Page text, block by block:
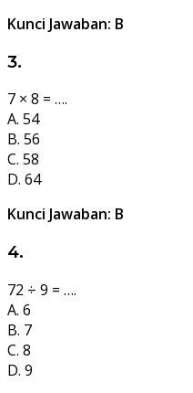
Kunci Jawaban: B
3.
7 × 8 = ….
A. 54
B. 56
C. 58
D. 64
Kunci Jawaban: B
4.
72 ÷ 9 = ….
A. 6
B. 7
C. 8
D. 9